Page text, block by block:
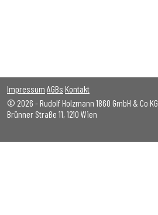
Impressum AGBs Kontakt
© 2026 - Rudolf Holzmann 1860 GmbH & Co KG
Brünner Straße 11, 1210 Wien